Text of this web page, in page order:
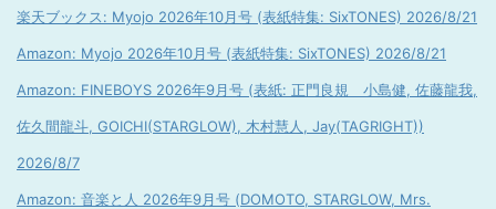
楽天ブックス: Myojo 2026年10月号 (表紙特集: SixTONES) 2026/8/21
Amazon: Myojo 2026年10月号 (表紙特集: SixTONES) 2026/8/21
Amazon: FINEBOYS 2026年9月号 (表紙: 正門良規 小島健, 佐藤龍我,
佐久間龍斗, GOICHI(STARGLOW), 木村慧人, Jay(TAGRIGHT))
2026/8/7
Amazon: 音楽と人 2026年9月号 (DOMOTO, STARGLOW, Mrs.